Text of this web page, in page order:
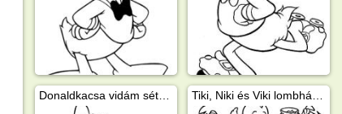
Donaldkacsa vidám sétája Tikivel, Nikivel és Vikivel